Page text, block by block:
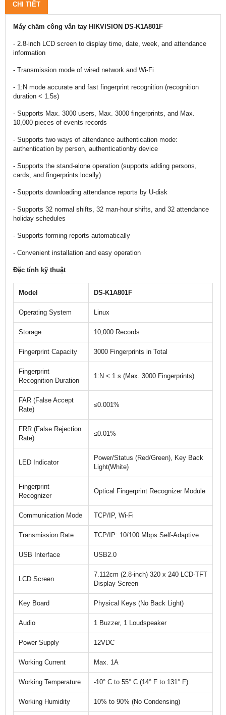
CHI TIẾT
Máy chấm công vân tay HIKVISION DS-K1A801F
- 2.8-inch LCD screen to display time, date, week, and attendance
information
- Transmission mode of wired network and Wi-Fi
- 1:N mode accurate and fast fingerprint recognition (recognition
duration < 1.5s)
- Supports Max. 3000 users, Max. 3000 fingerprints, and Max.
10,000 pieces of events records
- Supports two ways of attendance authentication mode:
authentication by person, authenticationby device
- Supports the stand-alone operation (supports adding persons,
cards, and fingerprints locally)
- Supports downloading attendance reports by U-disk
- Supports 32 normal shifts, 32 man-hour shifts, and 32 attendance
holiday schedules
- Supports forming reports automatically
- Convenient installation and easy operation
Đặc tính kỹ thuật
Model DS-K1A801F
Operating System Linux
Storage 10,000 Records
Fingerprint Capacity 3000 Fingerprints in Total
Fingerprint
Recognition Duration
1:N < 1 s (Max. 3000 Fingerprints)
FAR (False Accept
Rate)
≤0.001%
FRR (False Rejection
Rate)
≤0.01%
LED Indicator
Power/Status (Red/Green), Key Back
Light(White)
Fingerprint
Recognizer
Optical Fingerprint Recognizer Module
Communication Mode TCP/IP, Wi-Fi
Transmission Rate TCP/IP: 10/100 Mbps Self-Adaptive
USB Interface USB2.0
LCD Screen
7.112cm (2.8-inch) 320 x 240 LCD-TFT
Display Screen
Key Board Physical Keys (No Back Light)
Audio 1 Buzzer, 1 Loudspeaker
Power Supply 12VDC
Working Current Max. 1A
Working Temperature -10° C to 55° C (14° F to 131° F)
Working Humidity 10% to 90% (No Condensing)